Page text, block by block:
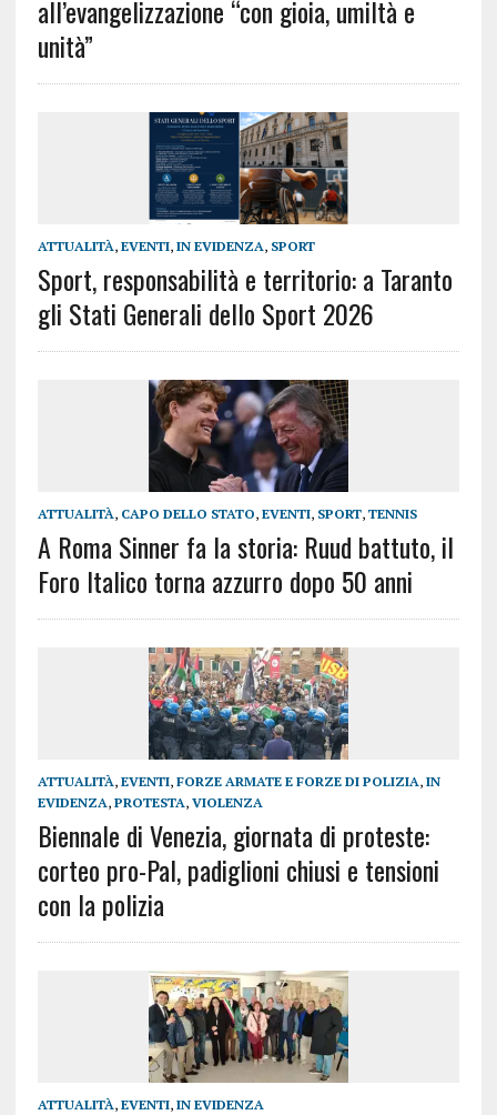
all’evangelizzazione “con gioia, umiltà e
unità”
ATTUALITÀ, EVENTI, IN EVIDENZA, SPORT
Sport, responsabilità e territorio: a Taranto
gli Stati Generali dello Sport 2026
ATTUALITÀ, CAPO DELLO STATO, EVENTI, SPORT, TENNIS
A Roma Sinner fa la storia: Ruud battuto, il
Foro Italico torna azzurro dopo 50 anni
ATTUALITÀ, EVENTI, FORZE ARMATE E FORZE DI POLIZIA, IN
EVIDENZA, PROTESTA, VIOLENZA
Biennale di Venezia, giornata di proteste:
corteo pro-Pal, padiglioni chiusi e tensioni
con la polizia
ATTUALITÀ, EVENTI, IN EVIDENZA